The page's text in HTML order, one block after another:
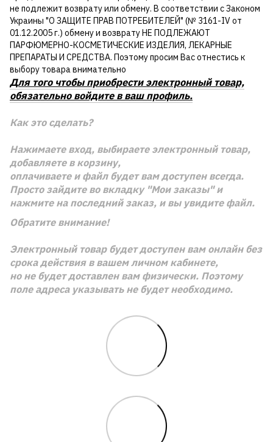
не подлежит возврату или обмену. В соответствии с Законом
Украины "О ЗАЩИТЕ ПРАВ ПОТРЕБИТЕЛЕЙ" (№ 3161-IV от
01.12.2005 г.) обмену и возврату НЕ ПОДЛЕЖАЮТ
ПАРФЮМЕРНО-КОСМЕТИЧЕСКИЕ ИЗДЕЛИЯ, ЛЕКАРНЫЕ
ПРЕПАРАТЫ И СРЕДСТВА. Поэтому просим Вас отнестись к
выбору товара внимательно
Для того чтобы приобрести электронный товар,
обязательно войдите в ваш профиль.
Как это сделать?
Нажимаете вход, выбираете электронный товар,
добавляете в корзину,
оплачиваете и файл будет вам доступен всегда.
Просто зайдите во вкладку "Мои заказы" и
нажмите на последний заказ, и вы увидите файл.
Обратите внимание!
Электронный товар будет доступен вам онлайн без
срока действия в вашем личном кабинете,
но не будет доставлен вам физически. Поэтому
поле адреса указывать не будет необходимо.